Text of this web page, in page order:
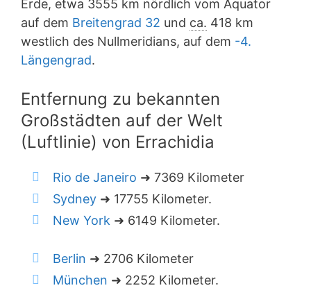
Erde, etwa 3555 km nördlich vom Äquator
auf dem Breitengrad 32 und ca. 418 km
westlich des Nullmeridians, auf dem -4.
Längengrad.
Entfernung zu bekannten
Großstädten auf der Welt
(Luftlinie) von Errachidia
Rio de Janeiro ➜ 7369 Kilometer
Sydney ➜ 17755 Kilometer.
New York ➜ 6149 Kilometer.
Berlin ➜ 2706 Kilometer
München ➜ 2252 Kilometer.